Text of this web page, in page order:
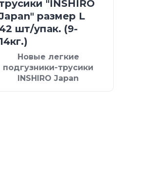
"INSHIRO
размер L
шт/упак. (9-
14кг.)
Новые легкие
подгузники-трусики
INSHIRO Japan